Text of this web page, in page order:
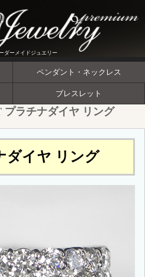
ダーメイドジュエリー
ペンダント・ネックレス
ブレスレット
プラチナダイヤ リング
ダイヤ リング